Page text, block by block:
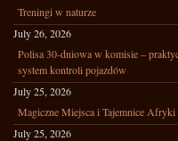
Treningi w naturze
July 26, 2026
Polisa 30-dniowa w komisie –
system kontroli pojazdów
July 25, 2026
Magiczne Miejsca i Tajemnice Afryki
July 25, 2026